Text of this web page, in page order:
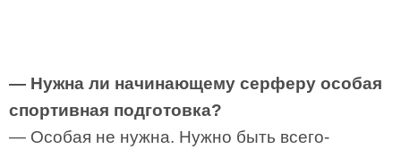
— Нужна ли начинающему серферу особая
спортивная подготовка?
— Особая не нужна. Нужно быть всего-